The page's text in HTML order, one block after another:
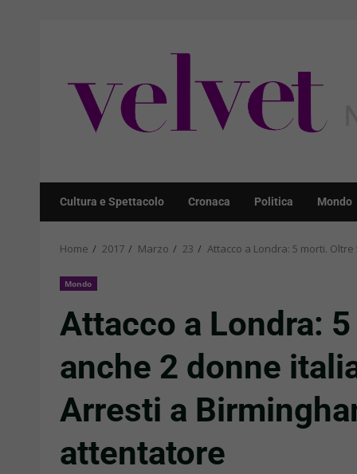
Cultura e Spettacolo Cronaca Politica Mondo
Home 2017 Marzo 23 Attacco a Londra: 5 morti.
Mondo
Attacco a Londra:
anche 2 donne
Arresti a
attentatore